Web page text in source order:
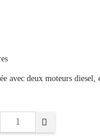
avec deux moteurs diesel,